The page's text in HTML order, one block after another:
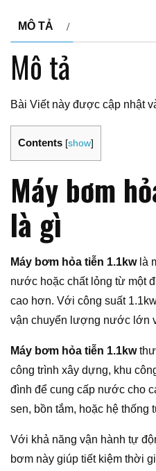
MÔ TẢ
Mô tả
Bài Viết này được cập nhật
Contents [show]
Máy bơm
là gì
Máy bơm hỏa tiễn 1.1kwlà
nước hoặc chất lỏng từ một
cao hơn. Với công suất
vận chuyển lượng nước lớn
Máy bơm hỏa tiễn 1.1kw
công trình xây dựng, khu
đình để cung cấp nước cho
sen, bồn tắm, hoặc hệ thống
Với khả năng vận hành tự
bơm này giúp tiết kiệm thời